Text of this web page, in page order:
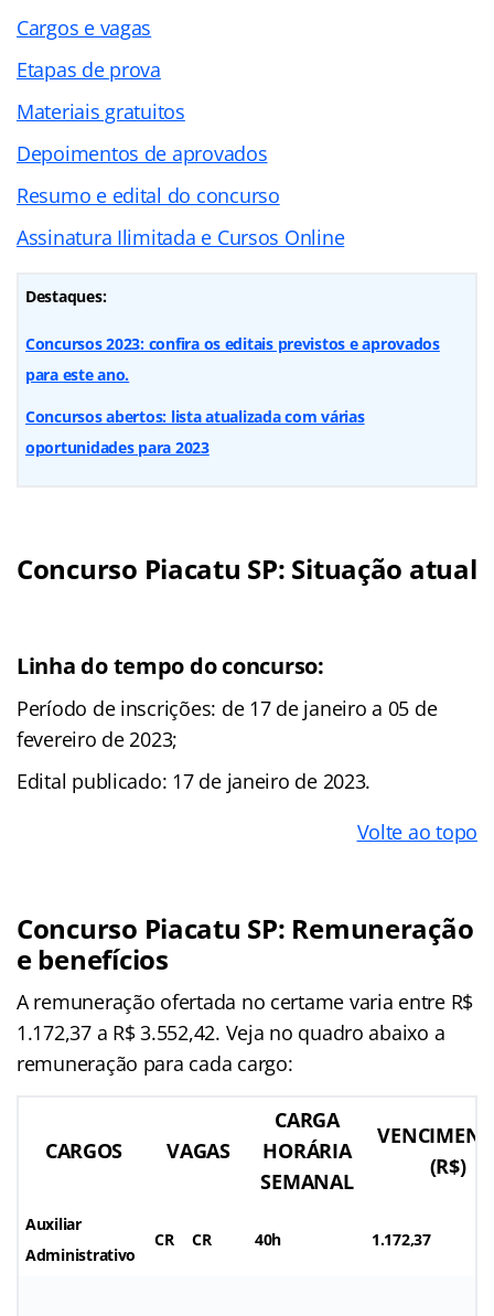
Cargos e vagas
Etapas de prova
Materiais gratuitos
Depoimentos de aprovados
Resumo e edital do concurso
Assinatura Ilimitada e Cursos Online
Destaques:
Concursos 2023: confira os editais previstos e aprovados
para este ano.
Concursos abertos: lista atualizada com várias
oportunidades para 2023
Concurso Piacatu SP: Situação atual
Linha do tempo do concurso:
Período de inscrições: de 17 de janeiro a 05 de
fevereiro de 2023;
Edital publicado: 17 de janeiro de 2023.
Volte ao topo
Concurso Piacatu SP: Remuneração
e benefícios
A remuneração ofertada no certame varia entre R$
1.172,37 a R$ 3.552,42. Veja no quadro abaixo a
remuneração para cada cargo:
CARGOS VAGAS
CARGA
HORÁRIA
SEMANAL
(R$)
Auxiliar
Administrativo
CR CR 40h 1.172,37